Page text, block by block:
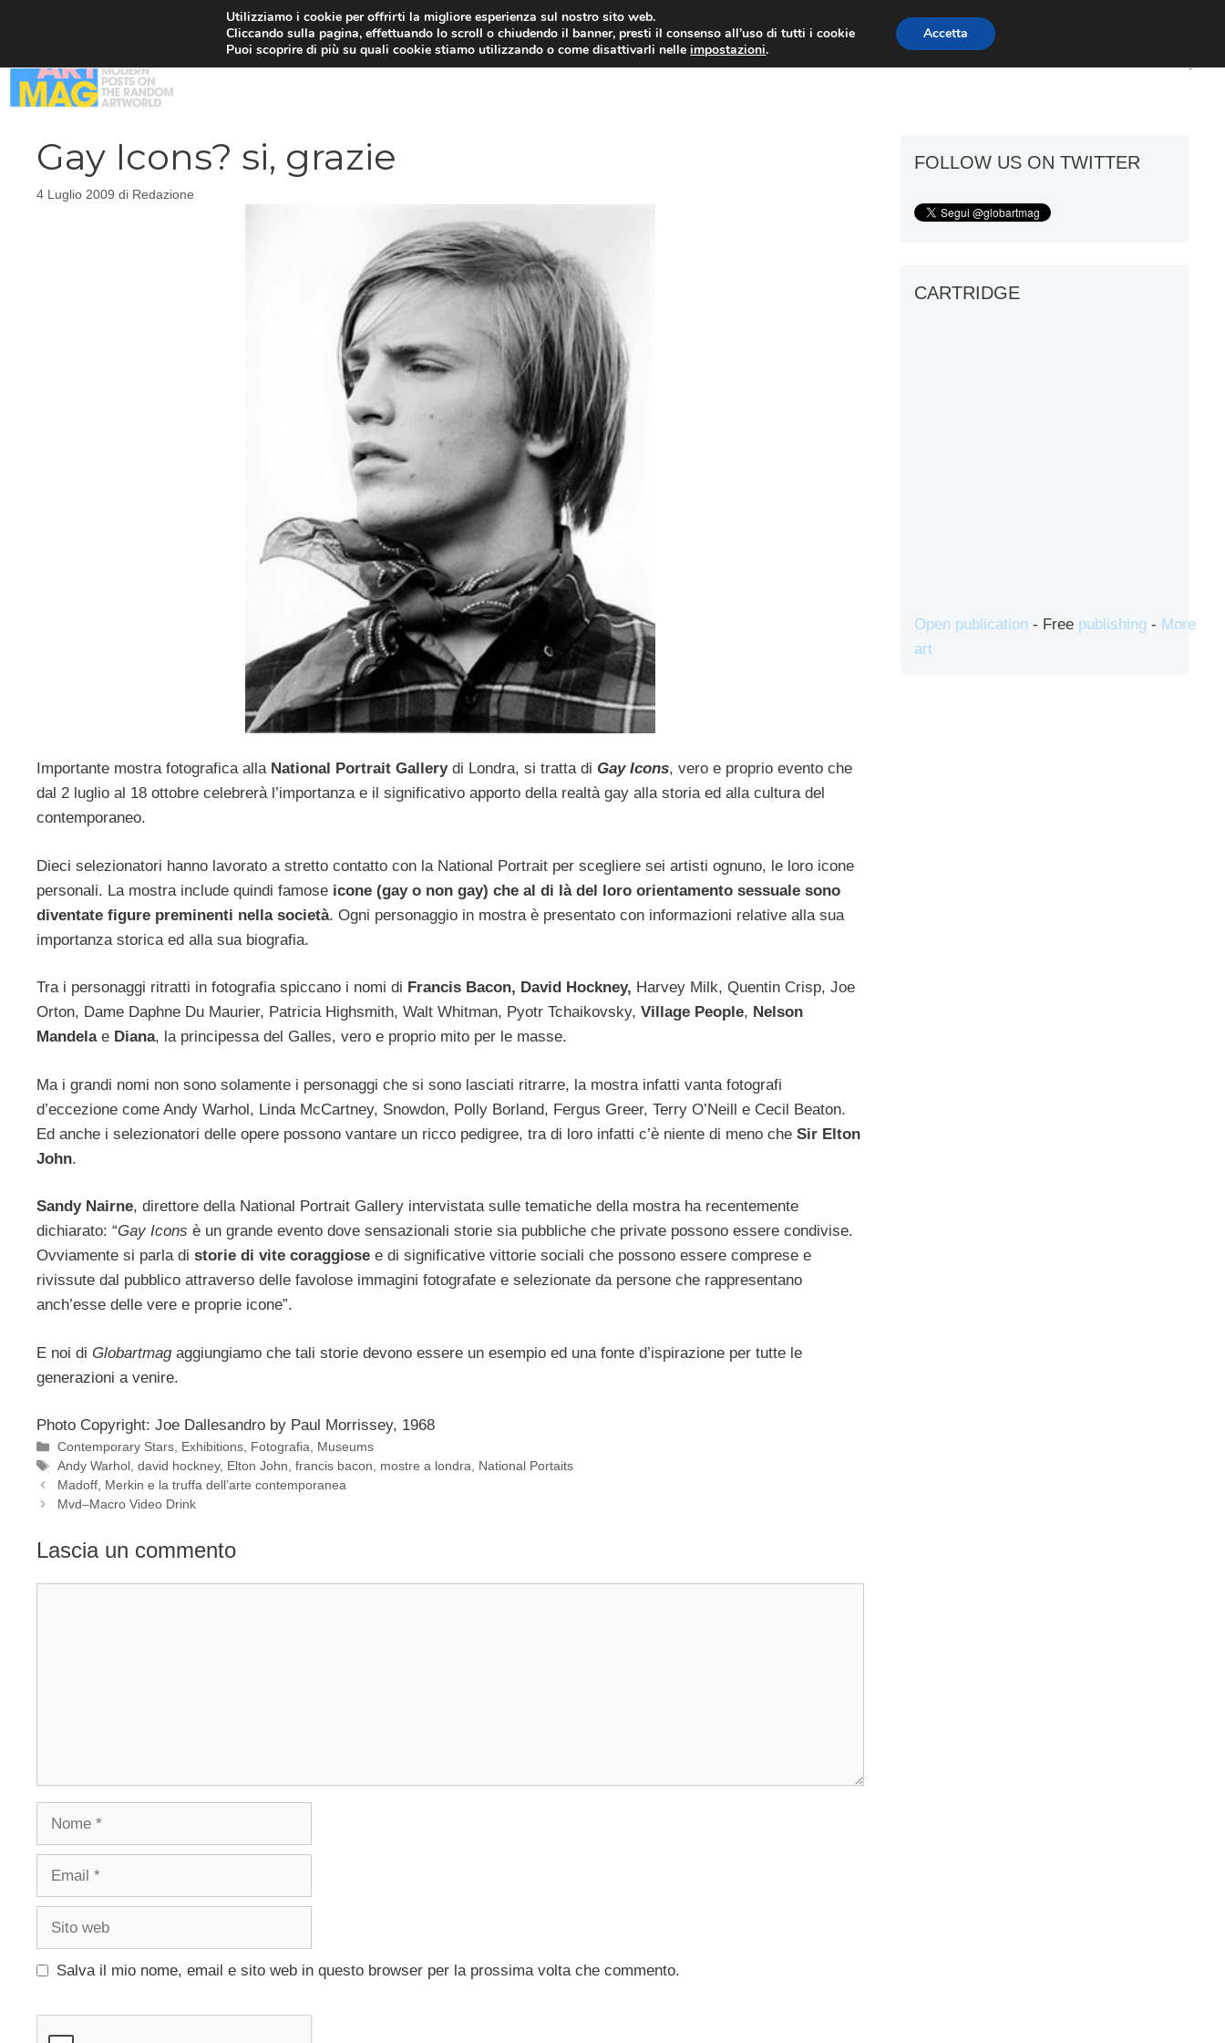
ART GOSSIP FIERE GALLERIE
Gay Icons? si, grazie
4 Luglio 2009 di Redazione
Importante mostra fotografica alla National Portrait Gallerydi Londra, si tratta di Gay Icons, vero e proprio evento che
dal 2 luglio al 18 ottobre celebrerà l’importanza e il significativo apporto della realtà gay alla storia ed alla cultura del
contemporaneo.
Dieci selezionatori hanno lavorato a stretto contatto con la National Portrait per scegliere sei artisti ognuno, le loro icone
personali. La mostra include quindi famose icone (gay o non gay) che al di là del loro orientamento sessuale sono
diventate figure preminenti nella società. Ogni personaggio in mostra è presentato con informazioni relative alla sua
importanza storica ed alla sua biografia.
Tra i personaggi ritratti in fotografia spiccano i nomi di Francis Bacon, David Hockney, Harvey Milk, Quentin Crisp, Joe
Orton, Dame Daphne Du Maurier, Patricia Highsmith, Walt Whitman, Pyotr Tchaikovsky, Village People, Nelson
Mandela e Diana, la principessa del Galles, vero e proprio mito per le masse.
Ma i grandi nomi non sono solamente i personaggi che si sono lasciati ritrarre, la mostra infatti vanta fotografi
d’eccezione come Andy Warhol, Linda McCartney, Snowdon, Polly Borland, Fergus Greer, Terry O’Neill e Cecil Beaton.
Ed anche i selezionatori delle opere possono vantare un ricco pedigree, tra di loro infatti c’è niente di meno che Sir Elton
John.
Sandy Nairne, direttore della National Portrait Gallery intervistata sulle tematiche della mostra ha recentemente
dichiarato: “Gay Icons è un grande evento dove sensazionali storie sia pubbliche che private possono essere condivise.
Ovviamente si parla di storie di vite coraggiose e di significative vittorie sociali che possono essere comprese e
rivissute dal pubblico attraverso delle favolose immagini fotografate e selezionate da persone che rappresentano
anch’esse delle vere e proprie icone”.
E noi di Globartmagaggiungiamo che tali storie devono essere un esempio ed una fonte d’ispirazione per tutte le
generazioni a venire.
Photo Copyright: Joe Dallesandro by Paul Morrissey, 1968
Categorie
Contemporary Stars, Exhibitions, Fotografia, Museums
Tag
Andy Warhol,david hockney, Elton John,francis bacon, mostre a londra, National Portaits
Madoff, Merkin e la truffa dell’arte contemporanea
Mvd–Macro Video Drink
Lascia un commento
Nome
Email
Sito
Salva il mio nome, email e sito web in questo browser per la prossima volta che commento.
FOLLOW US ON TWITTER
CARTRIDGE
Open publication - Free publishing - More
art
Utilizziamo i cookie per offrirti la migliore esperienza sul nostro sito web.
Cliccando sulla pagina, effettuando lo scroll o chiudendo il banner, presti il consenso all’uso di tutti i cookie
Puoi scoprire di più su quali cookie stiamo utilizzando o come disattivarli nelleimpostazioni.
Accetta